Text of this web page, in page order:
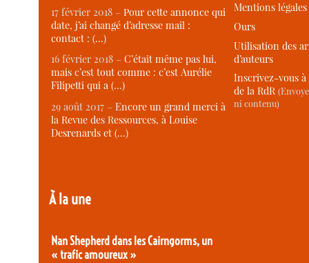
17 février 2018 –Pour cette annonce qui
date, j’ai changé d’adresse mail :
contact : (…)
16 février 2018 –C’était même pas lui,
mais c’est tout comme : c’est Aurélie
Filipetti qui a (…)
29 août 2017 –Encore un grand merci à
la Revue des Ressources, à Louise
Desrenards et (…)
À la une
Nan Shepherd dans les Cairngorms, un
« trafic amoureux »
Mentions légales
Ours
Utilisation des
d’auteurs
Inscrivez-vous
de la RdR
ni contenu)